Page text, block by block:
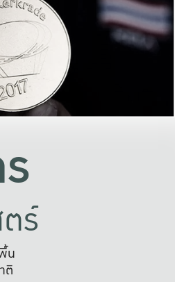
และผลักดันในการใช้ระบบส
เพื่อการทำงานแ
ร์
น
ติ